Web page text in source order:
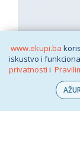
www.ekupi.ba
iskustvo i
privatnosti i